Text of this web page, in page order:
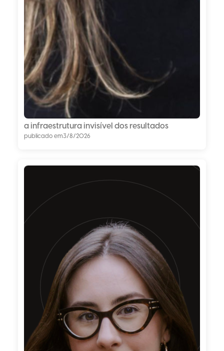
a infraestrutura invisível dos resultados
publicado em3/8/2026